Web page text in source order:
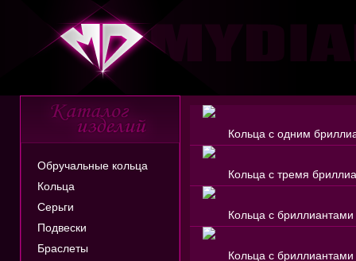
Обручальные кольца
Кольца
Серьги
Подвески
Браслеты
Кольца с одним
Кольца с тремя
Кольца с бриллиантами
Кольца с